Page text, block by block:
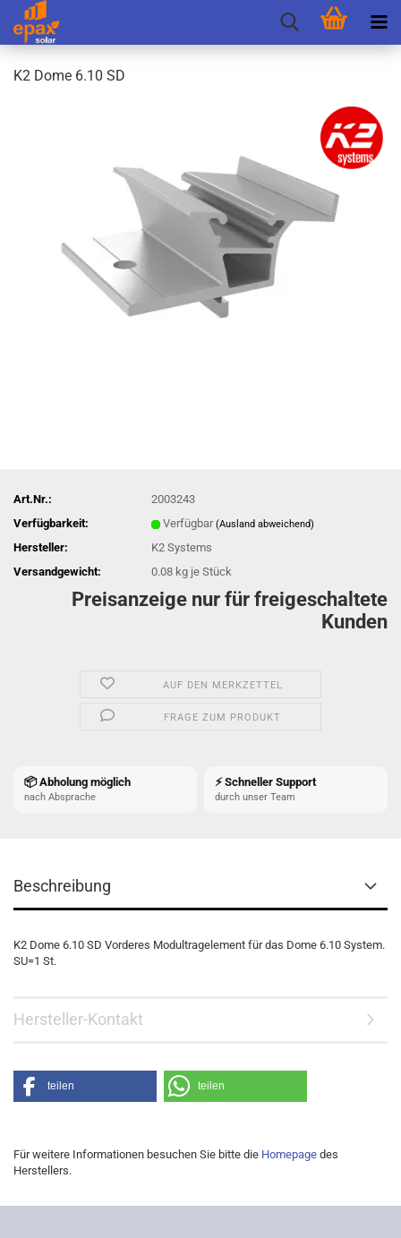
K2 Dome 6.10 SD
Art.Nr.:
2003243
Verfügbarkeit:
Verfügbar(Ausland abweichend)
Hersteller:
K2 Systems
Versandgewicht:
0.08 kg je Stück
Preisanzeige nur für freigeschaltete
Kunden
AUF DEN MERKZETTEL
FRAGE ZUM PRODUKT
📦 Abholung möglich
nach Absprache
⚡ Schneller Support
durch unser Team
Beschreibung
K2 Dome 6.10 SD Vorderes Modultragelement für das Dome 6.10 System.
SU=1 St.
Hersteller-Kontakt
teilen teilen
Für weitere Informationen besuchen Sie bitte die Homepage des
Herstellers.